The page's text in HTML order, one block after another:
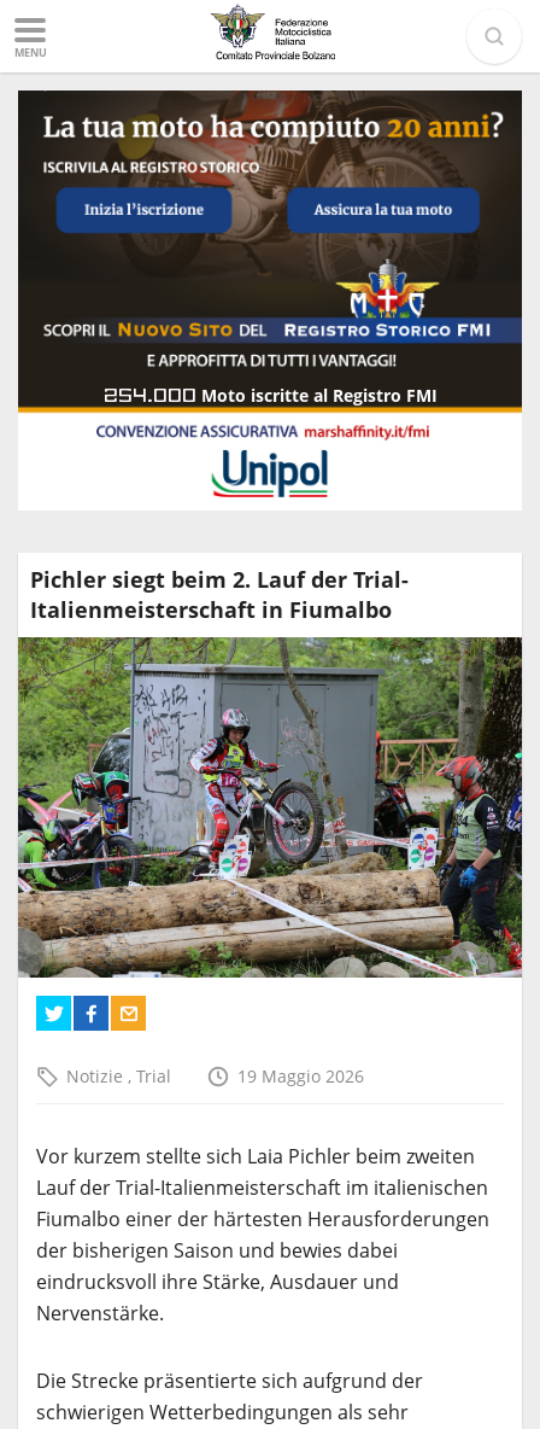
MENU
254.000 Moto iscritte al Registro FMI
Pichler siegt beim 2. Lauf der Trial-
Italienmeisterschaft in Fiumalbo
Notizie , Trial 19 Maggio 2026
Vor kurzem stellte sich Laia Pichler beim zweiten
Lauf der Trial-Italienmeisterschaft im italienischen
Fiumalbo einer der härtesten Herausforderungen
der bisherigen Saison und bewies dabei
eindrucksvoll ihre Stärke, Ausdauer und
Nervenstärke.
Die Strecke präsentierte sich aufgrund der
schwierigen Wetterbedingungen als sehr